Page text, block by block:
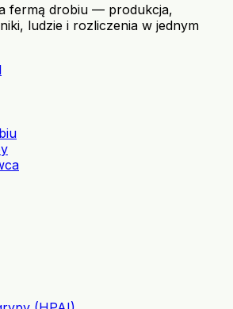
fermą drobiu — produkcja,
ludzie i rozliczenia w jednym